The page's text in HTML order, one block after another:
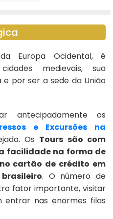
Europa Ocidental, é
medievais, sua
por ser a sede da União
antecipadamente os
e Excursões na
Os Tours são com
facilidade na forma de
cartão de crédito em
. O número de
fator importante, visitar
entrar nas enormes filas